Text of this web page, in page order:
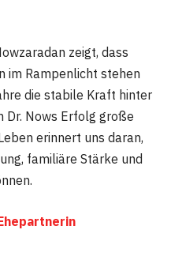
zeigt, dass
im Rampenlicht stehen
die stabile Kraft hinter
Dr. Nows Erfolg große
erinnert uns daran,
familiäre Stärke und